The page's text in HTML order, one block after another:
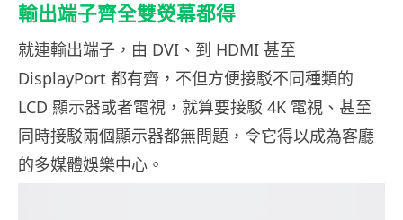
輸出端子齊全雙熒幕都得
就連輸出端子，由 DVI、到 HDMI 甚至
DisplayPort 都有齊，不但方便接駁不同種類的
LCD 顯示器或者電視，就算要接駁 4K 電視、甚至
同時接駁兩個顯示器都無問題，令它得以成為客廳
的多媒體娛樂中心。